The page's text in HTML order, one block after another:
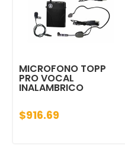
MICROFONO TOPP
PRO VOCAL
INALAMBRICO
$916.69